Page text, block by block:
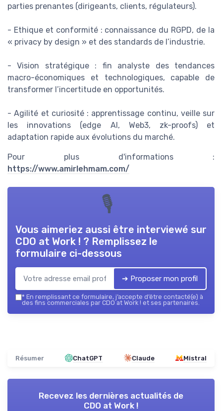
parties prenantes (dirigeants, clients, régulateurs).
- Ethique et conformité : connaissance du RGPD, de la
« privacy by design » et des standards de l’industrie.
- Vision stratégique : fin analyste des tendances
macro-économiques et technologiques, capable de
transformer l’incertitude en opportunités.
- Agilité et curiosité : apprentissage continu, veille sur
les innovations (edge AI, Web3, zk-proofs) et
adaptation rapide aux évolutions du marché.
Pour plus d'informations :
https://www.amirlehmam.com/
🎙
Vous aimeriez aussi être interviewé sur
CDO at Work ! ? Remplissez le
formulaire ci-dessous
➔ Proposer mon profil
* En remplissant ce formulaire, j’accepte d’être contacté(e) à
des fins commerciales par CDO at Work ! et ses partenaires.
Résumer ChatGPT Claude Mistral
Recevez les dernières actualités de
CDO at Work !